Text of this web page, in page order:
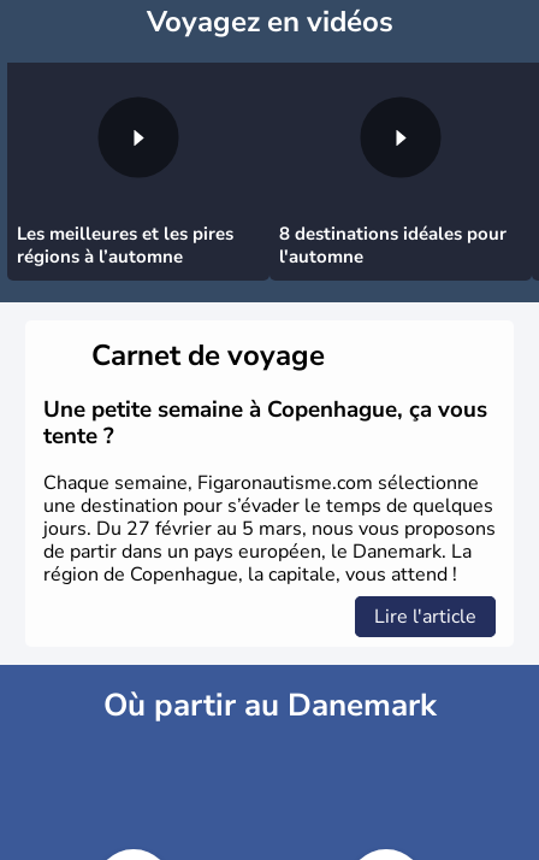
Voyagezen vidéos
Les meilleures et les pires
régions à l’automne
8 destinations idéales pour
l'automne
Carnet de voyage
Une petite semaine à Copenhague, ça vous
tente ?
Chaque semaine, Figaronautisme.com sélectionne
une destination pour s’évader le temps de quelques
jours. Du 27 février au 5 mars, nous vous proposons
de partir dans un pays européen, le Danemark. La
région de Copenhague, la capitale, vous attend !
Lire l'article
Où partir au Danemark